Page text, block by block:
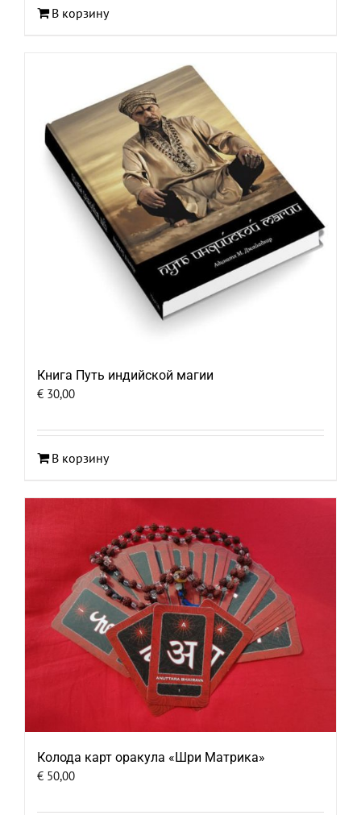
В корзину
Книга Путь индийской магии
€ 30,00
В корзину
Колода карт оракула «Шри Матрика»
€ 50,00